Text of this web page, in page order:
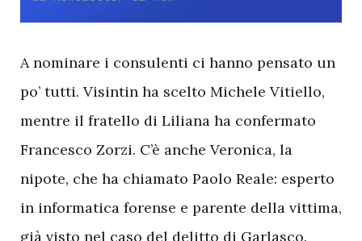
Anominare i consulenti ci hanno pensato un
po’ tutti. Visintin ha scelto Michele Vitiello,
mentre il fratello di Liliana ha confermato
Francesco Zorzi. C’è anche Veronica, la
nipote, che ha chiamato Paolo Reale: esperto
in informatica forense e parente della vittima,
già visto nel caso del delitto di Garlasco.